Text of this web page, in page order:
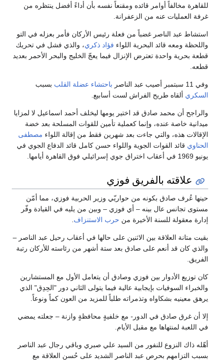
للقاهرة مخالفاً أوامر قائده ومقنعاً نفسه بأن أداءً أفضل ينتظره من
غرفة العمليات عنه من الزعفرانة.
استشاط عبد الناصر غضباً من فعلة رئيس الأركان فأمر بعزله في التو
واللحظة ومعه قائد البحرية اللواء فؤاد ذكري، والذي فشل في تحريك
قطعة بحرية واحدة تعترض الإنزال فيما يعجّ الخليج والبحر الأحمر بعديد
قطعه.
وفي 11 سبتمبر أصيب عبد الناصر باحتشاء عضلة القلب بسبب
السكري ألقاه طريح الفراش لست أسابيع.
والراجح أن محمد صادق قد اختير يومها ليخلف أحمد اسماعيل لا لمزايا
ميدانية خاصة عنده، وإنما كعملية تأمين للقوات المسلحة بعد خضة
الإقالات هذه، والتي جاءت بعد شهرين فقط من إقالة اللواء مصطفى
الحناوي قائد القوات الجوية واللواء حسن كامل قائد الدفاع الجوي في
يونيو 1969 في أعقاب اختراق جوي إسرائيلي فوق القاهرة أيامها.
علاقته بالفريق فوزي
حينها عُرف صادق بكونه من حواريّي وزير الحربية فوزي، مما أمّن
مستوى تجانس عال بينه – أي فوزي – وبين من يليه في القيادة وفّر
إدارة معقولة للسنة الأخيرة من حرب الاستنزاف
بقيت متانة العلاقة بين الاثنين على حالها في أعقاب رحيل عبد الناصر –
والذي كان قد أنعم على صادق بعد ستة أشهر من رئاسته للأركان رتبة
الفريق.
كان توزيع الأدوار بين فوزي وصادق أن يتعامل الأول مع المستشارين
والخبراء السوفيات بإيجابية عالية فيما يتولى الثاني دور "الحِدِق" الذي
يرهق معينيه بشكاواه وتذمراته طلباً للمزيد من العون كماً ونوعاً.
إلا أن غرق صادق في الدور- مع خلفيةٍ محافظةٍ وازنة – جعلته يمضي
في اللعبة لمنتهاها مع مقبل الأيام.
أهّله ذاك النزوع للنفور من السيد علي صبري وباقي رجال عبد الناصر
بسبب التزامهم بحرص عبد الناصر الشديد على حُسنِ العلاقة مع